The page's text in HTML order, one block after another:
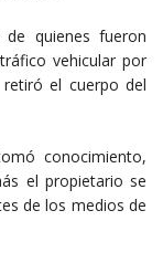
quienes fueron
vehicular por
el cuerpo del
conocimiento,
el propietario se
de los medios de